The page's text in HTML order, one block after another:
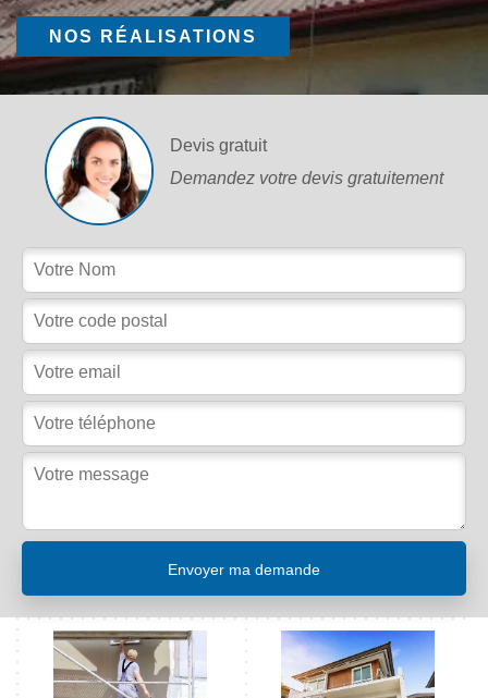
NOS RÉALISATIONS
Devis gratuit
Demandez votre devis gratuitement